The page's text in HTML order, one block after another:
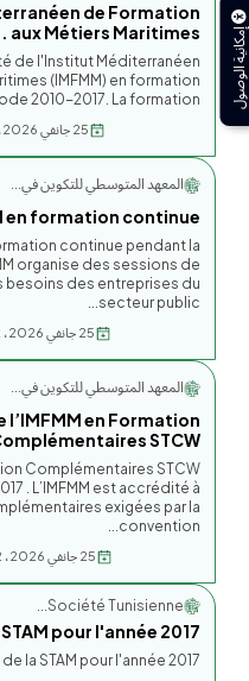
إمكانية الوصول
de Formation
aux Métiers Maritimes ...
de l'Institut Méditerranéen
(IMFMM) en formation
2010-2017. La formation...
25 جانفي 2026، 16:12
المعهد المتوسطي للتكوين في...
en formation continue
continue pendant la
organise des sessions de
des entreprises du
secteur public...
25 جانفي 2026، 16:12
المعهد المتوسطي للتكوين في...
en Formation
STCW
Complémentaires STCW
. L’IMFMM est accrédité à
exigées par la
convention...
25 جانفي 2026، 16:12
Société Tunisienne...
pour l'année 2017
la STAM pour l'année 2017